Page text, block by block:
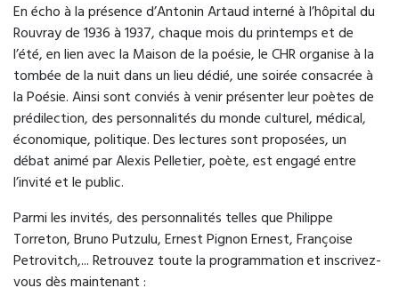
(médecine générale de garde).
Régul'Psy
Orientation vers une prise en charge
téléphonique par des professionnels de santé
mentale permettant une évaluation rapide et une
orientation adaptée.
Accès : 24h/24 via le 15
En écho à la présence d’Antonin Artaud interné à l’hôpital du
Rouvray de 1936 à 1937, chaque mois du printemps et de
l’été, en lien avec la Maison de la poésie, le CHR organise à la
tombée de la nuit dans un lieu dédié, une soirée consacrée à
la Poésie. Ainsi sont conviés à venir présenter leur poètes de
prédilection, des personnalités du monde culturel, médical,
économique, politique. Des lectures sont proposées, un
débat animé par Alexis Pelletier, poète, est engagé entre
l’invité et le public.
Parmi les invités, des personnalités telles que Philippe
Torreton, Bruno Putzulu, Ernest Pignon Ernest, Françoise
Petrovitch,... Retrouvez toute la programmation et inscrivez-
vous dès maintenant :